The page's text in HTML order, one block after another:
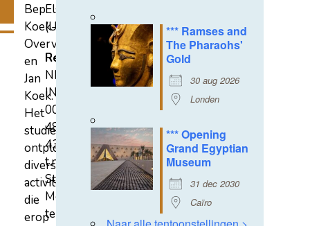
*** Ramses and
The Pharaohs'
Gold
30 aug 2026
Londen
*** Opening
Grand Egyptian
Museum
31 dec 2030
Caïro
Bep
Koek-
Overvest
en
Jan
Koek.
Het
studiecentrum
ontplooit
diverse
activiteiten
die
erop
Elst
(U)
Rekeningnummer
NL31
INGB
0007
4852
43
t.n.v.
Stichting
Mehen
te